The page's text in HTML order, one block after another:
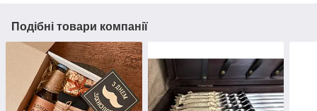
Подібні товари компанії